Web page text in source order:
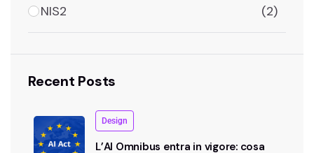
NIS2 (2)
Recent Posts
Design
L’AI Omnibus entra in vigore: cosa